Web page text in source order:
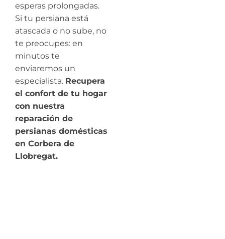
esperas prolongadas.
Si tu persiana está
atascada o no sube, no
te preocupes: en
minutos te
enviaremos un
especialista. Recupera
el confort de tu hogar
con nuestra
reparación de
persianas domésticas
en Corbera de
Llobregat.